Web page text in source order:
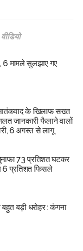
...
तक बढ़े दाम ...
की वसूली के लिए बैंक ने
में 374 अंकों की बढ़त ...
प्रीति पवार ने समझाई
वीडियो
6 मामले सुलझाए गए
आतंकवाद के खिलाफ सख्त
जानकारी फैलाने वालों
6 अगस्त से लागू
73 प्रतिशत घटकर
6 प्रतिशत फिसले
बड़ी धरोहर : कंगना